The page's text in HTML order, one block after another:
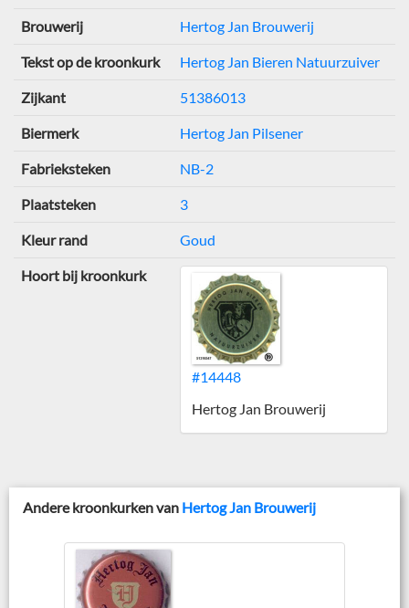
Brouwerij Hertog Jan Brouwerij
Tekst op de kroonkurk Hertog Jan Bieren Natuurzuiver
Zijkant 51386013
Biermerk Hertog Jan Pilsener
Fabrieksteken NB-2
Plaatsteken 3
Kleur rand Goud
Hoort bij kroonkurk
#14448
Hertog Jan Brouwerij
Andere kroonkurken van Hertog Jan Brouwerij